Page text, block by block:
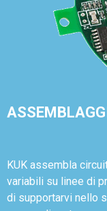
KUK assembla
variabili su linee di
di supportarvi nello